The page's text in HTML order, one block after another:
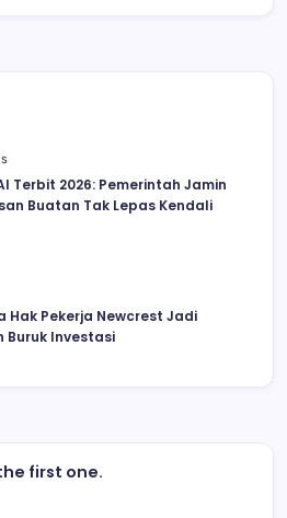
Terbit 2026: Pemerintah Jamin
Buatan Tak Lepas Kendali
Hak Pekerja Newcrest Jadi
Buruk Investasi
first one.